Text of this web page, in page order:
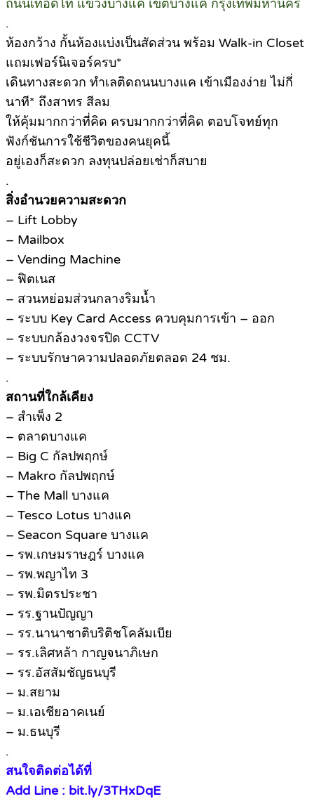
ถนนเทอดไท แขวงบางแค เขตบางแค กรุงเทพมหานคร
.
ห้องกว้าง กั้นห้องเเบ่งเป็นสัดส่วน พร้อม Walk-in Closet
แถมเฟอร์นิเจอร์ครบ*
เดินทางสะดวก ทำเลติดถนนบางแค เข้าเมืองง่าย ไม่กี่
นาที* ถึงสาทร สีลม
ให้คุ้มมากกว่าที่คิด ครบมากกว่าที่คิด ตอบโจทย์ทุก
ฟังก์ชันการใช้ชีวิตของคนยุคนี้
อยู่เองก็สะดวก ลงทุนปล่อยเช่าก็สบาย
.
สิ่งอำนวยความสะดวก
– Lift Lobby
– Mailbox
– Vending Machine
– ฟิตเนส
– สวนหย่อมส่วนกลางริมน้ำ
– ระบบ Key Card Access ควบคุมการเข้า – ออก
– ระบบกล้องวงจรปิด CCTV
– ระบบรักษาความปลอดภัยตลอด 24 ชม.
.
สถานที่ใกล้เคียง
– สำเพ็ง 2
– ตลาดบางแค
– Big C กัลปพฤกษ์
– Makro กัลปพฤกษ์
– The Mall บางแค
– Tesco Lotus บางแค
– Seacon Square บางแค
– รพ.เกษมราษฎร์ บางแค
– รพ.พญาไท 3
– รพ.มิตรประชา
– รร.ฐานปัญญา
– รร.นานาชาติบริติชโคลัมเบีย
– รร.เลิศหล้า กาญจนาภิเษก
– รร.อัสสัมชัญธนบุรี
– ม.สยาม
– ม.เอเชียอาคเนย์
– ม.ธนบุรี
.
สนใจติดต่อได้ที่
Add Line : bit.ly/3THxDqE